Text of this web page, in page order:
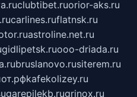
clubtibet.ruorior-aks.ru
carlines.ruflatnsk.ru
astroline.net.ru
gidlipetsk.ruooo-driada.ru
bruslanovo.rusiterem.ru
kafekolizey.ru
grinox.ru